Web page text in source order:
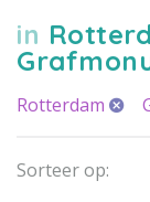
in
Rotterdam
Sorteer op: